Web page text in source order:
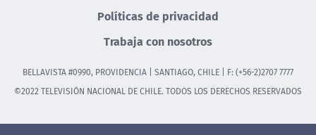
Políticas de privacidad
Trabaja con nosotros
BELLAVISTA #0990, PROVIDENCIA | SANTIAGO, CHILE | F: (+56-2)2707 7777
©2022 TELEVISIÓN NACIONAL DE CHILE. TODOS LOS DERECHOS RESERVADOS